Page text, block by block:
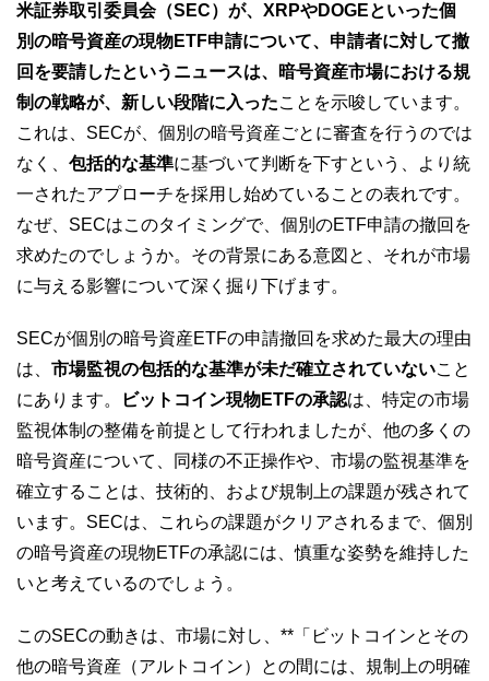
米証券取引委員会（SEC）が、XRPやDOGEといった個
別の暗号資産の現物ETF申請について、申請者に対して撤
回を要請したというニュースは、暗号資産市場における規
制の戦略が、新しい段階に入ったことを示唆しています。
これは、SECが、個別の暗号資産ごとに審査を行うのでは
なく、 包括的な基準に基づいて判断を下すという、より統
一されたアプローチを採用し始めていることの表れです。
なぜ、SECはこのタイミングで、個別のETF申請の撤回を
求めたのでしょうか。その背景にある意図と、それが市場
に与える影響について深く掘り下げます。
SECが個別の暗号資産ETFの申請撤回を求めた最大の理由
は、 市場監視の包括的な基準が未だ確立されていないこと
にあります。
ビットコイン現物ETFの承認は、特定の市場
監視体制の整備を前提として行われましたが、他の多くの
暗号資産について、同様の不正操作や、市場の監視基準を
確立することは、技術的、および規制上の課題が残されて
います。SECは、これらの課題がクリアされるまで、個別
の暗号資産の現物ETFの承認には、慎重な姿勢を維持した
いと考えているのでしょう。
このSECの動きは、市場に対し、**「ビットコインとその
他の暗号資産（アルトコイン）との間には、規制上の明確